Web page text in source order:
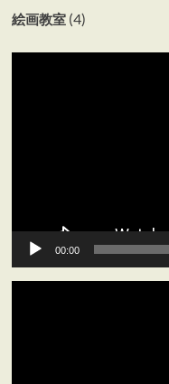
絵画教室(4)
00:00